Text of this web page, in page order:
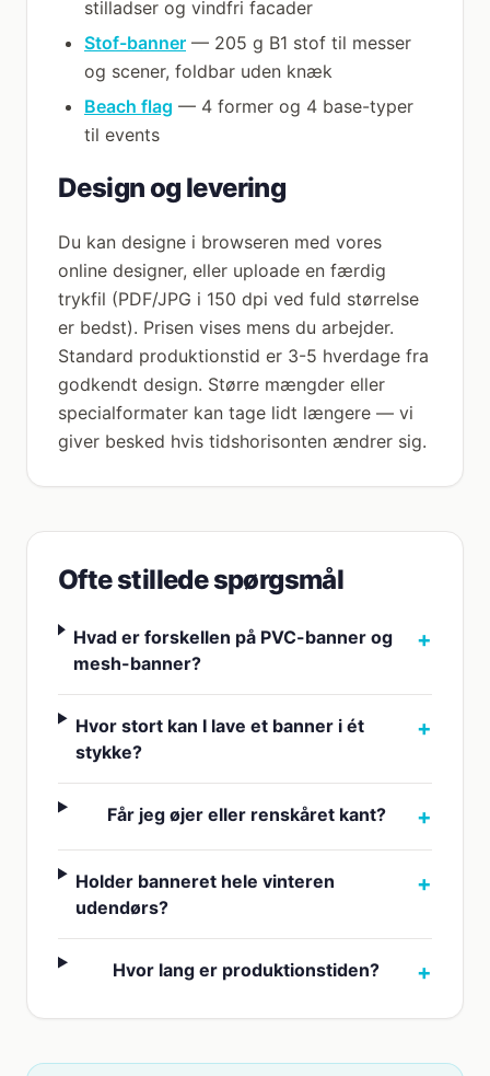
stilladser og vindfri facader
Stof-banner — 205 g B1 stof til messer
og scener, foldbar uden knæk
Beach flag — 4 former og 4 base-typer
til events
Design og levering
Du kan designe i browseren med vores
online designer, eller uploade en færdig
trykfil (PDF/JPG i 150 dpi ved fuld størrelse
er bedst). Prisen vises mens du arbejder.
Standard produktionstid er 3-5 hverdage fra
godkendt design. Større mængder eller
specialformater kan tage lidt længere — vi
giver besked hvis tidshorisonten ændrer sig.
Ofte stillede spørgsmål
Hvad er forskellen på PVC-banner og
mesh-banner?
+
Hvor stort kan I lave et banner i ét
stykke?
+
Får jeg øjer eller renskåret kant? +
Holder banneret hele vinteren
udendørs?
+
Hvor lang er produktionstiden? +